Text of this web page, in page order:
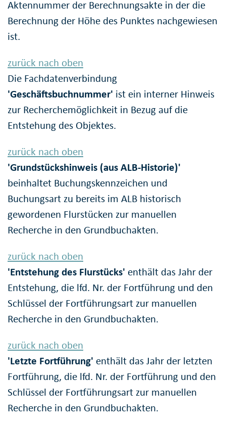
Aktennummer der Berechnungsakte in der die
Berechnung der Höhe des Punktes nachgewiesen
ist.
zurück nach oben
Die Fachdatenverbindung
'Geschäftsbuchnummer' ist ein interner Hinweis
zur Recherchemöglichkeit in Bezug auf die
Entstehung des Objektes.
zurück nach oben
'Grundstückshinweis (aus ALB-Historie)'
beinhaltet Buchungskennzeichen und
Buchungsart zu bereits im ALB historisch
gewordenen Flurstücken zur manuellen
Recherche in den Grundbuchakten.
zurück nach oben
'Entstehung des Flurstücks' enthält das Jahr der
Entstehung, die lfd. Nr. der Fortführung und den
Schlüssel der Fortführungsart zur manuellen
Recherche in den Grundbuchakten.
zurück nach oben
'Letzte Fortführung' enthält das Jahr der letzten
Fortführung, die lfd. Nr. der Fortführung und den
Schlüssel der Fortführungsart zur manuellen
Recherche in den Grundbuchakten.